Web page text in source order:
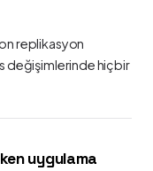
replikasyon
değişimlerinde hiçbir
uygulama